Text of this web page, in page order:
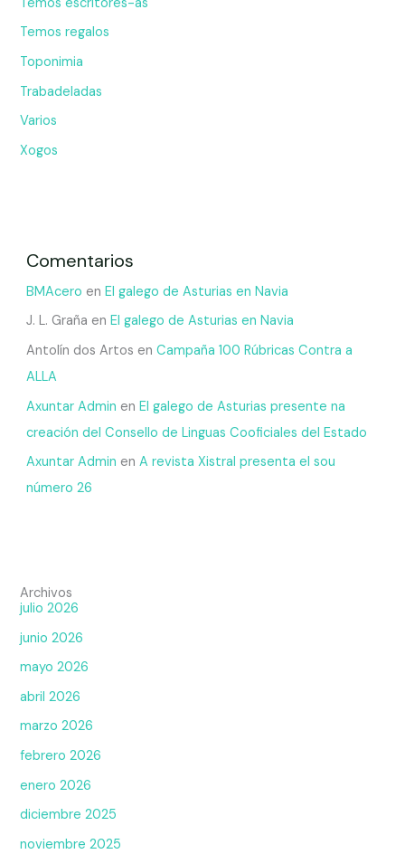
Temos regalos
Toponimia
Trabadeladas
Varios
Xogos
Comentarios
BMAcero en El galego de Asturias en Navia
J. L. Graña en El galego de Asturias en Navia
Antolín dos Artos en Campaña 100 Rúbricas Contra a
ALLA
Axuntar Admin en El galego de Asturias presente na
creación del Consello de Linguas Cooficiales del Estado
Axuntar Admin en A revista Xistral presenta el sou
número 26
Archivos
julio 2026
junio 2026
mayo 2026
abril 2026
marzo 2026
febrero 2026
enero 2026
diciembre 2025
noviembre 2025